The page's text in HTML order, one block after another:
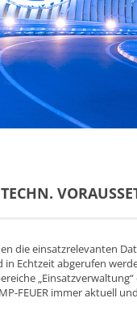
TECHN.
die einsatzrelevanten
Echtzeit abgerufen
FEUER immer aktuell